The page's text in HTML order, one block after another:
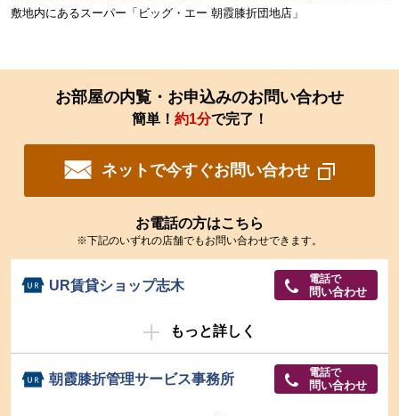
敷地内にあるスーパー「ビッグ・エー 朝霞膝折団地店」
お部屋の内覧・お申込みのお問い合わせ
簡単！ 約1分で完了！
ネットで今すぐお問い合わせ
お電話の方はこちら
※下記のいずれの店舗でもお問い合わせできます。
UR賃貸ショップ志木 電話で
問い合わせ
もっと詳しく
朝霞膝折管理サービス事務所 電話で
問い合わせ